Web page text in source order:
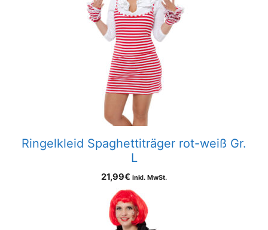
Ringelkleid Spaghettiträger rot-weiß Gr.
L
21,99€ inkl. MwSt.